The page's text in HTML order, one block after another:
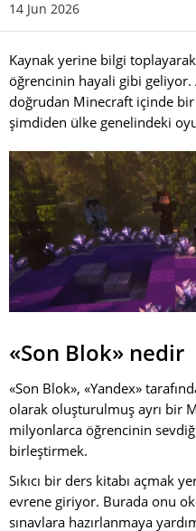
14 Jun 2026
Kaynak yerine bilgi
öğrencinin hayali gibi geliyor.
doğrudan Minecraft içinde
şimdiden ülke genelindeki
«Son Blok» nedir
«Son Blok», «Yandex»
olarak oluşturulmuş ayrı bir
milyonlarca öğrencinin
birleştirmek.
Sıkıcı bir ders kitabı açmak
evrene giriyor. Burada onu
sınavlara hazırlanmaya